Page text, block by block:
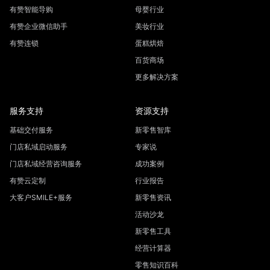
有赞智能导购
有赞企业微信助手
有赞连锁
母婴行业
美妆行业
蛋糕烘焙
百货商场
更多解决方案
服务支持
基础交付服务
门店私域启动服务
门店私域经营咨询服务
有赞云定制
大客户SMILE+服务
资源支持
新零售智库
专家说
成功案例
行业报告
新零售资讯
活动沙龙
新零售工具
经营计算器
零售知识百科